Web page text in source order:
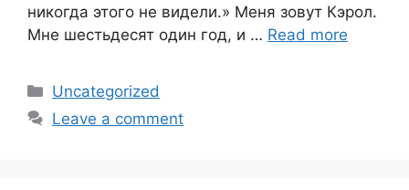
никогда этого не видели.» Меня зовут Кэрол.
Мне шестьдесят один год, и … Read more
Categories
Uncategorized
Leave a comment